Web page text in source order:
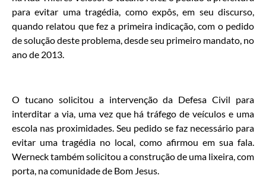
para evitar uma tragédia, como expôs, em seu discurso,
quando relatou que fez a primeira indicação, com o pedido
de solução deste problema, desde seu primeiro mandato, no
ano de 2013.
O tucano solicitou a intervenção da Defesa Civil para
interditar a via, uma vez que há tráfego de veículos e uma
escola nas proximidades. Seu pedido se faz necessário para
evitar uma tragédia no local, como afirmou em sua fala.
Werneck também solicitou a construção de uma lixeira, com
porta, na comunidade de Bom Jesus.